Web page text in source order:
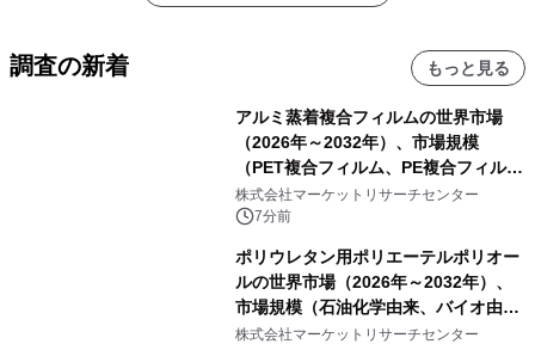
調査の新着 もっと見る
アルミ蒸着複合フィルムの世界市場
（2026年～2032年）、市場規模
（PET複合フィルム、PE複合フィル
ム、CPP複合フィルム、その他）・分
析レポートを発表
株式会社マーケットリサーチセンター
7分前
ポリウレタン用ポリエーテルポリオー
ルの世界市場（2026年～2032年）、
市場規模（石油化学由来、バイオ由
来）・分析レポートを発表
株式会社マーケットリサーチセンター